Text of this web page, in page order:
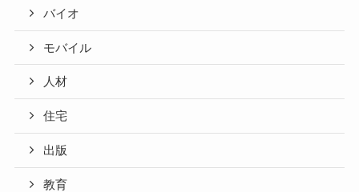
バイオ
モバイル
人材
住宅
出版
教育